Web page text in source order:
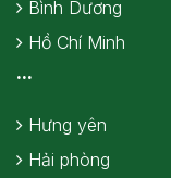
Bình Dương
Hồ Chí Minh
...
Hưng yên
Hải phòng